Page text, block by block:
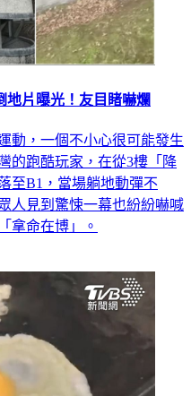
片曝光！友目睹嚇爛
動，一個不小心很可能發生
的跑酷玩家，在從3樓「降
至B1，當場躺地動彈不
人見到驚悚一幕也紛紛嚇喊
拿命在博」。